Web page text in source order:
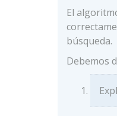
El
búsqueda.
Debemos